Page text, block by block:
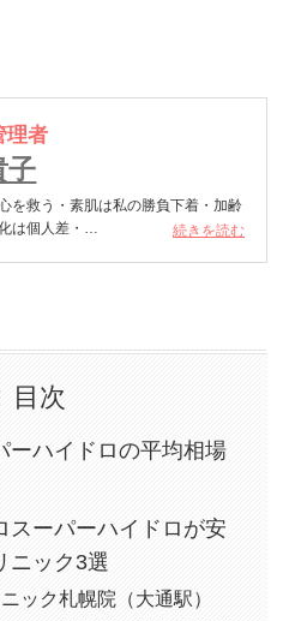
理者
子
を救う・素肌は私の勝負下着・加齢
は個人差・
除去、医療脱毛など
続きを読む
目次
ーハイドロの平均相場
スーパーハイドロが安
ニック3選
ック札幌院（大通駅）